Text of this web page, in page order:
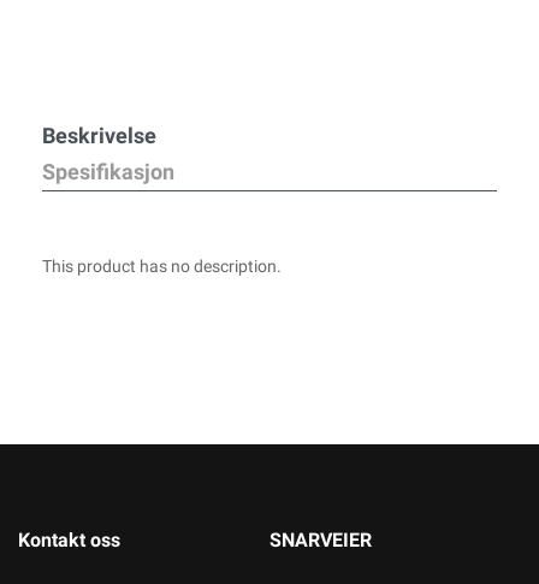
Beskrivelse
Spesifikasjon
This product has no description.
Kontakt oss SNARVEIER